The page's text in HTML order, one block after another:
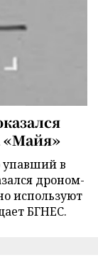
«Майя»
упавший в
дроном-
используют
БГНЕС.